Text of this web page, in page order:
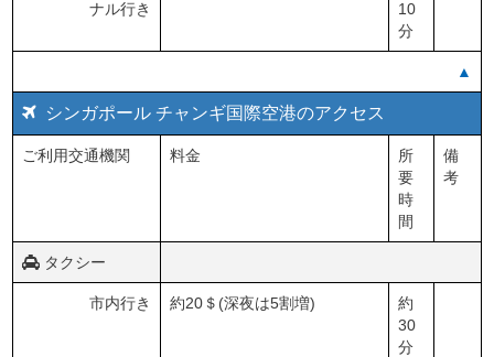
ナル行き
10
分
▲
シンガポール チャンギ国際空港のアクセス
ご利用交通機関 料金
所
要
時
間
備
考
タクシー
市内行き 約20＄(深夜は5割増)
約
30
分